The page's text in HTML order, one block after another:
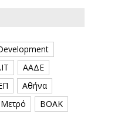
ΑΑΔΕ
Αθήνα
Μετρό
ΒΟΑΚ